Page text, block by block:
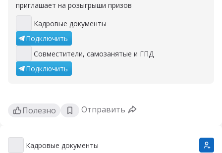
приглашает на розыгрыши призов
Кадровые документы
Кадровые документы
Подключить
Совместители, самозанятые и ГПД
Совместители, самозанятые и ГПД
Подключить
Полезно Отправить
Кадровые документы
Кадровые документы